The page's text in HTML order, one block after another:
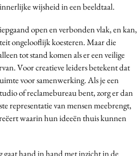
wijsheid in een beeldtaal.
open en verbonden vlak, en kan,
ongelooflijk koesteren. Maar die
tot stand komen als er een veilige
Voor creatieve leiders betekent dat
voor samenwerking. Als je een
of reclamebureau bent, zorg er dan
representatie van mensen meebrengt,
waarin hun ideeën thuis kunnen
gaat hand in hand met inzicht in de